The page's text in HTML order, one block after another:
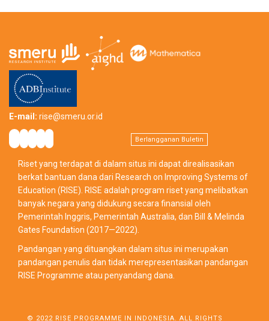
E-mail: rise@smeru.or.id
Berlangganan Buletin
Riset yang terdapat di dalam situs ini dapat direalisasikan
berkat bantuan dana dari Research on Improving Systems of
Education (RISE). RISE adalah program riset yang melibatkan
banyak negara yang didukung secara finansial oleh
Pemerintah Inggris, Pemerintah Australia, dan Bill & Melinda
Gates Foundation (2017—2022).
Pandangan yang dituangkan dalam situs ini merupakan
pandangan penulis dan tidak merepresentasikan pandangan
RISE Programme atau penyandang dana.
© 2022 RISE PROGRAMME IN INDONESIA. ALL RIGHTS